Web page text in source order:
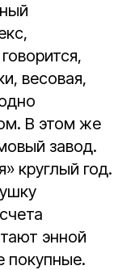
весовая,
В этом же
завод.
круглый год.
энной
покупные.